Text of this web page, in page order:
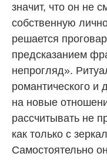
значит, что он не
собственную
решается
предсказанием
непрогляд».
романтического и
на новые
рассчитывать не
как только с
Самостоятельно